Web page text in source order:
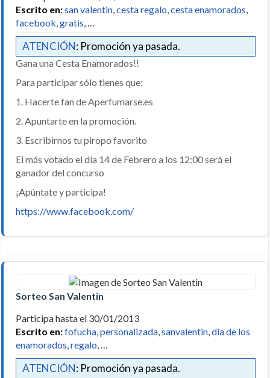
Escrito en:san valentin cesta regalo cesta enamorados
facebook gratis
ATENCIÓN: Promoción ya pasada.
Gana una Cesta Enamorados!!
Para participar sólo tienes que:
1. Hacerte fan de Aperfumarse.es
2. Apuntarte en la promoción.
3. Escribirnos tu piropo favorito
El más votado el día 14 de Febrero a los 12:00 será el
ganador del concurso
¡Apúntate y participa!
https://www.facebook.com/
Sorteo San Valentin
Participa hasta el 30/01/2013
Escrito en:fofucha personalizada sanvalentin dia de los
enamorados regalo
ATENCIÓN: Promoción ya pasada.